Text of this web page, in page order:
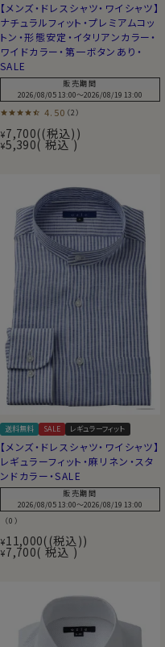
【メンズ・ドレスシャツ・ワイシャツ】
ナチュラルフィット・プレミアムコッ
トン・形態安定・イタリアンカラー・
ワイドカラー・第一ボタンあり・
SALE
販売期間
2026/08/05 13:00〜2026/08/19 13:00
4.50 （2）
¥7,700 (税込)
¥5,390 税込
送料無料 SALE レギュラーフィット
【メンズ・ドレスシャツ・ワイシャツ】
レギュラーフィット・麻リネン・スタ
ンドカラー・SALE
販売期間
2026/08/05 13:00〜2026/08/19 13:00
（0）
¥11,000 (税込)
¥7,700 税込